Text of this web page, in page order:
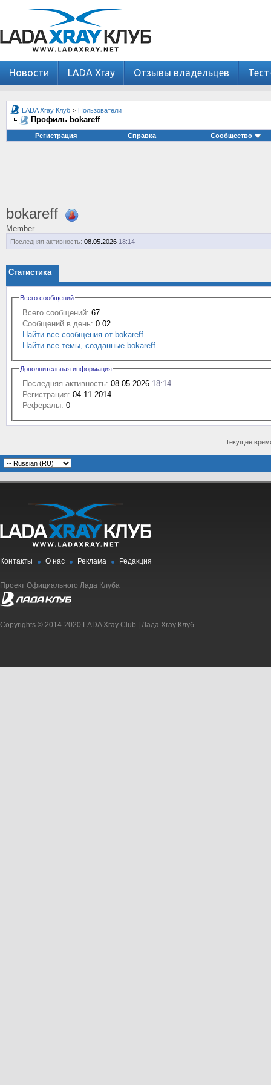
Новости LADA Xray Отзывы владельцев
LADA Xray Клуб > Пользователи
Профиль bokareff
Регистрация Справка Сообщество
bokareff
Member
Последняя активность: 08.05.2026 18:14
Статистика
Всего сообщений
Всего сообщений: 67
Сообщений в день: 0.02
Найти все сообщения от bokareff
Найти все темы, созданные bokareff
Дополнительная информация
Последняя активность: 08.05.2026 18:14
Регистрация: 04.11.2014
Рефералы: 0
Текущее
Контакты О нас Реклама Редакция
Проект Официального Лада Клуба
Copyrights © 2014-2020 LADA Xray Club | Лада Xray Клуб